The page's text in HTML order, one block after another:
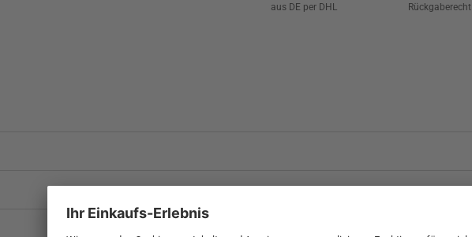
aus DE per DHL
Rückgaberecht